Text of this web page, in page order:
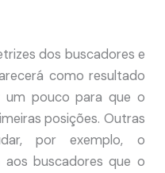
dos buscadores e
como resultado
um pouco para que o
posições. Outras
por exemplo, o
buscadores que o